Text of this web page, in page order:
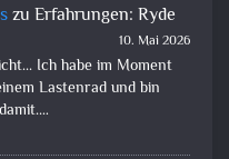
zu Erfahrungen: Ryde
10. Mai 2026
Ich habe im Moment
Lastenrad und bin